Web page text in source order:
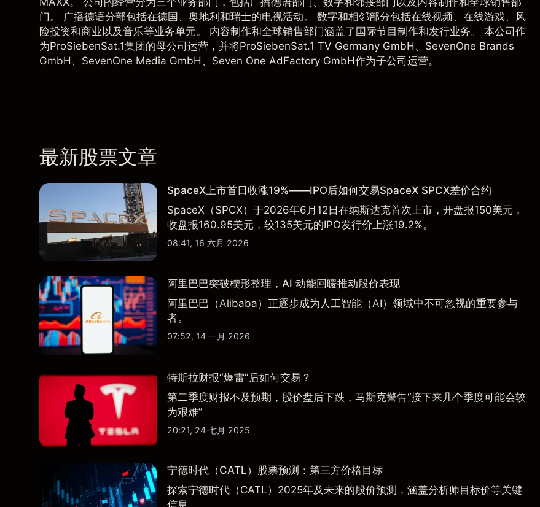
门。 广播德语分部包括在德国、奥地利和瑞士的电视活动。 数字和相邻部分包括在线视频、在线游戏、风
险投资和商业以及音乐等业务单元。 内容制作和全球销售部门涵盖了国际节目制作和发行业务。 本公司作
为ProSiebenSat.1集团的母公司运营，并将ProSiebenSat.1 TV Germany GmbH、SevenOne Brands
GmbH、SevenOne Media GmbH、Seven One AdFactory GmbH作为子公司运营。
最新股票文章
SpaceX上市首日收涨19%——IPO后如何交易SpaceX SPCX差价合约
SpaceX（SPCX）于2026年6月12日在纳斯达克首次上市，开盘报150美元，
收盘报160.95美元，较135美元的IPO发行价上涨19.2%。
08:41, 16 六月 2026
阿里巴巴突破楔形整理，AI 动能回暖推动股价表现
阿里巴巴（Alibaba）正逐步成为人工智能（AI）领域中不可忽视的重要参与
者。
07:52, 14 一月 2026
特斯拉财报“爆雷”后如何交易？
第二季度财报不及预期，股价盘后下跌，马斯克警告“接下来几个季度可能会较
为艰难”
20:21, 24 七月 2025
宁德时代（CATL）股票预测：第三方价格目标
探索宁德时代（CATL）2025年及未来的股价预测，涵盖分析师目标价等关键
信息